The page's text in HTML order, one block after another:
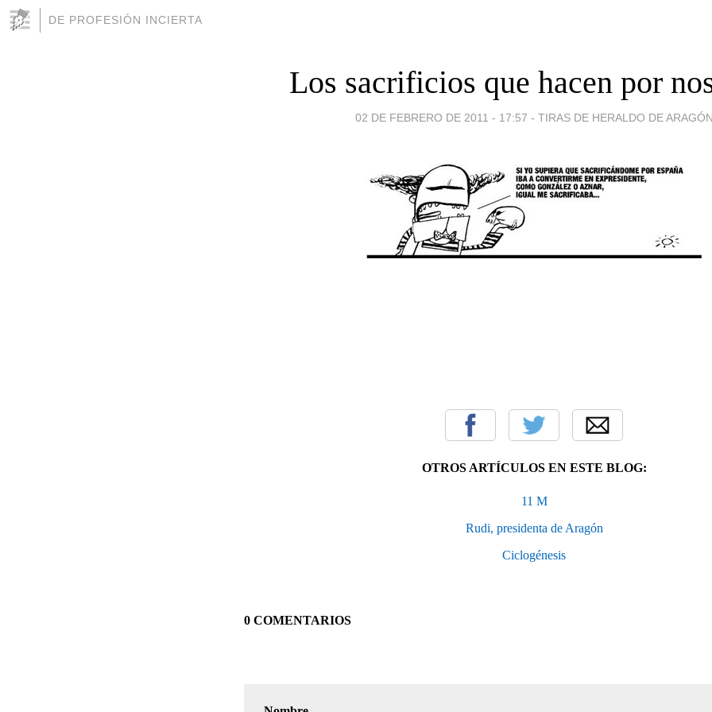
DE PROFESIÓN INCIERTA
Los sacrificios que hacen por
02 DE FEBRERO DE 2011 - 17:57 - TIRAS DE HERALDO DE ARAGÓN
OTROS ARTÍCULOS EN ESTE BLOG:
11 M
Rudi, presidenta de Aragón
Ciclogénesis
0 COMENTARIOS